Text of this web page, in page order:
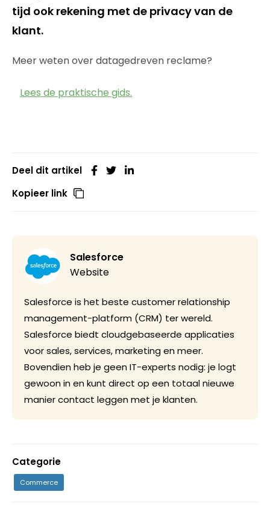
tijd ook rekening met de privacy van de
klant.
Meer weten over datagedreven reclame?
Lees de praktische gids.
Deel dit artikel
Kopieer link
Salesforce
Website
Salesforce is het beste customer relationship
management-platform (CRM) ter wereld.
Salesforce biedt cloudgebaseerde applicaties
voor sales, services, marketing en meer.
Bovendien heb je geen IT-experts nodig: je logt
gewoon in en kunt direct op een totaal nieuwe
manier contact leggen met je klanten.
Categorie
Commerce